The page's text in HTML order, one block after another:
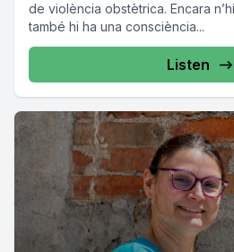
de violència obstètrica. Encara
també hi ha una consciència...
Listen